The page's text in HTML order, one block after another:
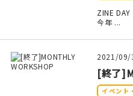
紙
本
ZINE
今年 ...
2021/09/
[終了
イベント